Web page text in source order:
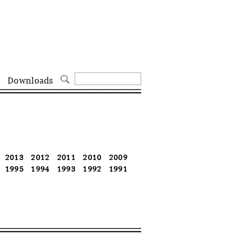
Downloads
2013 2012 2011 2010
2009
1995 1994 1993 1992
1991